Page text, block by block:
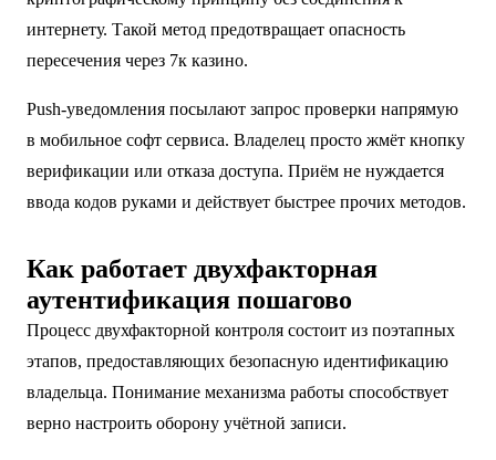
интернету. Такой метод предотвращает опасность
пересечения через 7к казино.
Push-уведомления посылают запрос проверки напрямую
в мобильное софт сервиса. Владелец просто жмёт кнопку
верификации или отказа доступа. Приём не нуждается
ввода кодов руками и действует быстрее прочих методов.
Как работает двухфакторная
аутентификация пошагово
Процесс двухфакторной контроля состоит из поэтапных
этапов, предоставляющих безопасную идентификацию
владельца. Понимание механизма работы способствует
верно настроить оборону учётной записи.